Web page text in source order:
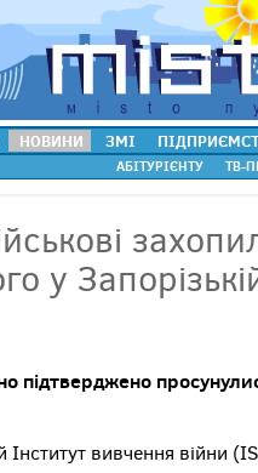
НОВИНИ ЗМІ
АБІТУРІЄНТУ ТВ-
у
підтверджено
вивчення війни